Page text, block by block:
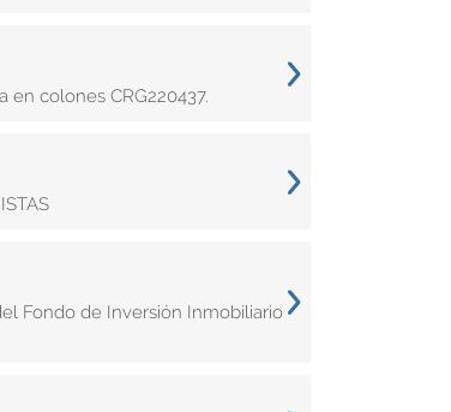
en colones CRG220437.
Fondo de Inversión Inmobiliario